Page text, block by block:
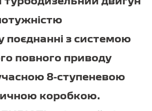
турбодизельний двигун
поєднанні з системою
повного приводу
8-ступеневою
коробкою.